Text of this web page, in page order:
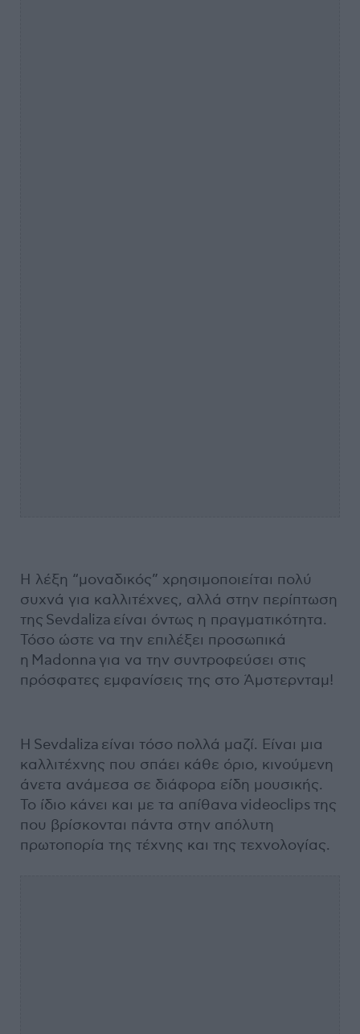
Η λέξη “μοναδικός” χρησιμοποιείται πολύ
συχνά για καλλιτέχνες, αλλά στην περίπτωση
της Sevdaliza είναι όντως η πραγματικότητα.
Τόσο ώστε να την επιλέξει προσωπικά
η Madonna για να την συντροφεύσει στις
πρόσφατες εμφανίσεις της στο Άμστερνταμ!
Η Sevdaliza είναι τόσο πολλά μαζί. Είναι μια
καλλιτέχνης που σπάει κάθε όριο, κινούμενη
άνετα ανάμεσα σε διάφορα είδη μουσικής.
Το ίδιο κάνει και με τα απίθανα videoclips της
που βρίσκονται πάντα στην απόλυτη
πρωτοπορία της τέχνης και της τεχνολογίας.